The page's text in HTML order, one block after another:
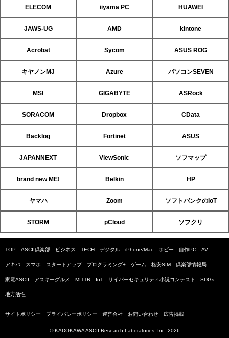
ELECOM iiyama PC HUAWEI
JAWS-UG AMD kintone
Acrobat Sycom ASUS ROG
キヤノンMJ Azure パソコンSEVEN
MSI GIGABYTE ASRock
SORACOM Dropbox CData
Backlog Fortinet ASUS
JAPANNEXT ViewSonic ソフマップ
brand new ME! Belkin HP
ヤマハ Zoom ソフトバンクのIoT
STORM pCloud ソフクリ
TOP ASCII倶楽部 ビジネス TECH デジタル iPhone/Mac ホビー 自作PC AV
アキバ スマホ スタートアップ プログラミング+ ゲーム 格安SIM 倶楽部情報局
家電ASCII アスキーグルメ MITTR IoT サイバーセキュリティ小説コンテスト SDGs
地方活性
サイトポリシー プライバシーポリシー 運営会社 お問い合わせ 広告掲載
© KADOKAWA ASCII Research Laboratories, Inc. 2026